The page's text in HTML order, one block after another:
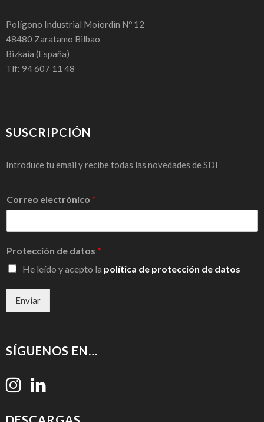
Polígono Industrial Moiordin Nº 12
48480 Zaratamo Bilbao
Bizkaia (España)
Tlf: 94 607 11 48
SUSCRIPCIÓN
Introduce tu email y recibe todas las novedades de SDI
Correo electrónico *
Protección de datos *
He leído y acepto la política de protección de datos
Enviar
SÍGUENOS EN…